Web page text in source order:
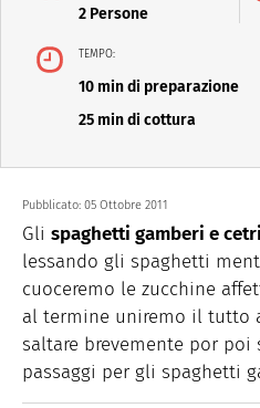
2 Persone
TEMPO:
10 min di preparazione
25 min di cottura
Pubblicato: 05 Ottobre 2011
Gli spaghetti gamberi e
lessando gli spaghetti
cuoceremo le zucchine
al termine uniremo il tutto
saltare brevemente por poi
passaggi per gli spaghetti